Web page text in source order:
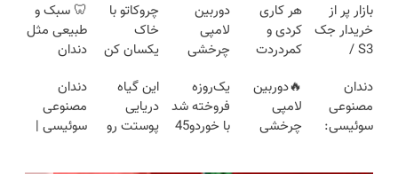
بازار پر از
خریدار جک
S3 /
راحتی
بفروش
هر کاری
کردی و
کمردردت
پر کردن
پرسشنامه و
دریافت راه
دوربین
لامپی
چرخشی
فقط امروز
حراج شد🔥
پرداخت
چروکاتو با
خاک
یکسان کن
خانگی+آسان+به
صرفه)
🦷 سبک و
طبیعی مثل
دندان
نصب آسان
و پرداخت
اقساطی 💳
دندان
مصنوعی
سوئیسی:
🔥دوربین
لامپی
چرخشی
یک‌روزه
فروخته شد
با خوردو45
این گیاه
دریایی
پوستت رو
دندان
مصنوعی
سوئیسی |